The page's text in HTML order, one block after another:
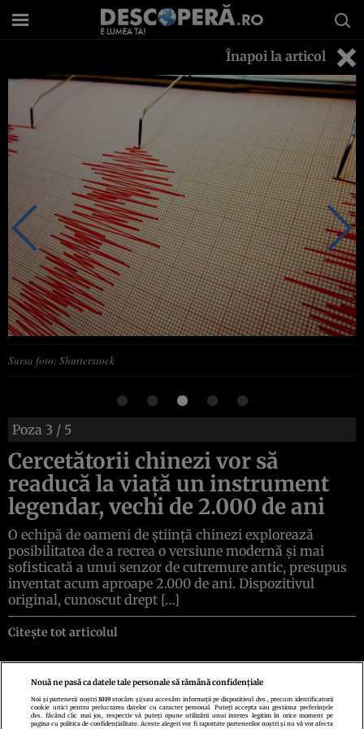
Înapoi la articol
Sursa foto: Shutterstock
Poza 3 / 5
Cercetătorii chinezi vor să
readucă la viață un instrument
legendar, vechi de 2.000 de ani
O echipă de oameni de știință chinezi explorează
posibilitatea de a recrea o versiune modernă și mai
sofisticată a unui senzor de cutremure antic, presupus
inventat acum aproape 2.000 de ani. Dispozitivul
original, cunoscut drept […]
Citește tot articolul
Politica de confidenţialitatePolitica de cookiesTermeni şi condiţii
Echipa redacționalăContactSetări Cookies
Nouă ne pasă ca datele tale personale să rămână confidențiale
Noi și partenerii noștri1019 stocăm și/sau accesăm informații pe dispozitivul dvs., precum identificatorii
cookie unici pentru prelucrarea datelor cu caracter personal. Puteți accepta sau gestiona preferințele
dvs. făcând clic mai jos, respectiv vă puteți opune utilizării unui interes legitim în orice moment pe
pagina cu politica de confidențialitate. Aceste alegeri vor fi raportate partenerilor noștri și nu vă vor afecta